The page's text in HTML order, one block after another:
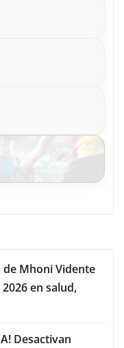
de Mhoni Vidente
en salud,
Desactivan